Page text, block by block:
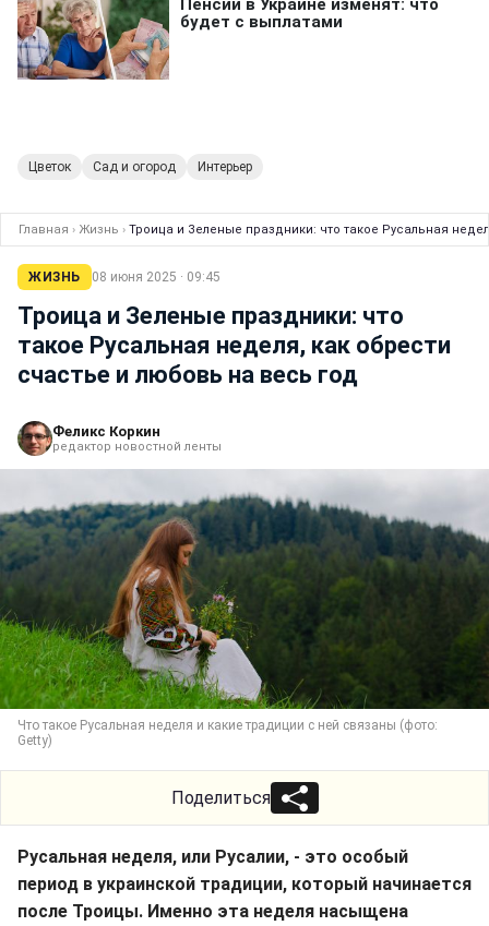
Цветок Сад и огород Интерьер
Главная › Жизнь › Троица и Зеленые праздники: что такое Русальная
ЖИЗНЬ 08 июня 2025 · 09:45
Троица и Зеленые праздники: что
такое Русальная неделя, как обрести
счастье и любовь на весь год
Феликс Коркин
редактор новостной ленты
Что такое Русальная неделя и какие традиции с ней связаны (фото:
Getty)
Поделиться
Русальная неделя, или Русалии, - это особый
период в украинской традиции, который начинается
после Троицы. Именно эта неделя насыщена